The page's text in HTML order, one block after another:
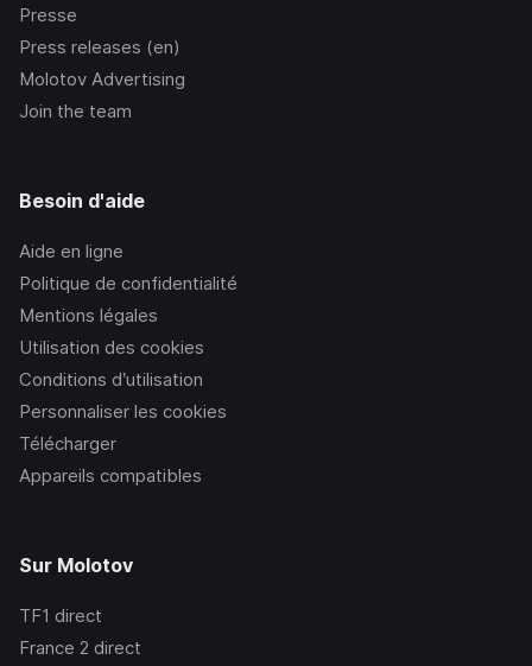
Presse
Press releases (en)
Molotov Advertising
Join the team
Besoin d'aide
Aide en ligne
Politique de confidentialité
Mentions légales
Utilisation des cookies
Conditions d’utilisation
Personnaliser les cookies
Télécharger
Appareils compatibles
Sur Molotov
TF1 direct
France 2 direct